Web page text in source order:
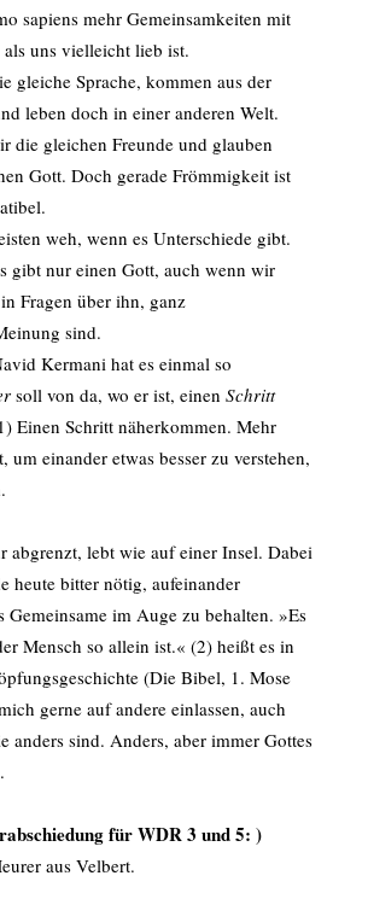
sapiens mehr Gemeinsamkeiten mit
uns vielleicht lieb ist.
gleiche Sprache, kommen aus der
leben doch in einer anderen Welt.
die gleichen Freunde und glauben
Gott. Doch gerade Frömmigkeit ist
weh, wenn es Unterschiede gibt.
gibt nur einen Gott, auch wenn wir
Fragen über ihn, ganz
sind.
Kermani hat es einmal so
soll von da, wo er ist, einen Schritt
Einen Schritt näherkommen. Mehr
um einander etwas besser zu verstehen,
abgrenzt, lebt wie auf einer Insel. Dabei
heute bitter nötig, aufeinander
Gemeinsame im Auge zu behalten. »Es
Mensch so allein ist.« (2) heißt es in
(Die Bibel, 1. Mose
gerne auf andere einlassen, auch
anders sind. Anders, aber immer Gottes
für WDR 3 und 5: )
aus Velbert.